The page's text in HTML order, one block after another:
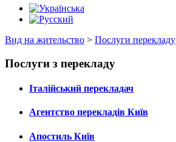
Вид на жительство > Послуги перекладу
Послуги з перекладу
Італійський перекладач
Агентство перекладів Київ
Апостиль Київ